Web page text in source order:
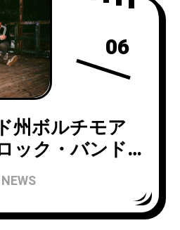
06
州ボルチモア
ック・バンド
ューアルバム
ングル
リース！
NEWS